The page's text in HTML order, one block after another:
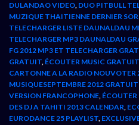
DULANDAO VIDEO, DUO PITBULL
MUZIQUE THAITIENNE DERNIER
TELECHARGER LISTE DAUNALDAU
TELECHARGER MP3 DAUNALDAU
FG 2012 MP3 ET TELECHARGER
GRATUIT, ÉCOUTER MUSIC
CARTONNE A LA RADIO
MUSIQUESEPTEMBRE 2012
VERSION FRANCOPHONE,
DES DJ A TAHITI 2013 CALENDAR,
EURODANCE 25 PLAYLIST,